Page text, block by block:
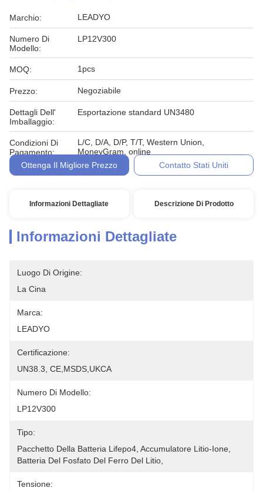
Marchio: LEADYO
Numero Di
Modello:
LP12V300
MOQ: 1pcs
Prezzo: Negoziabile
Dettagli Dell'
Imballaggio:
Esportazione standard UN3480
Condizioni Di
Pagamento:
L/C, D/A, D/P, T/T, Western Union,
MoneyGram, online
Ottenga Il Migliore Prezzo
Contatto Stati Uniti
Informazioni Dettagliate Descrizione Di Prodotto
Informazioni Dettagliate
Luogo Di Origine:
La Cina
Marca:
LEADYO
Certificazione:
UN38.3, CE,MSDS,UKCA
Numero Di Modello:
LP12V300
Tipo:
Pacchetto Della Batteria Lifepo4, Accumulatore Litio-Ione,
Batteria Del Fosfato Del Ferro Del Litio,
Tensione: